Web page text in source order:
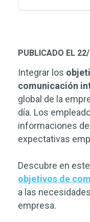
PUBLICADO EL
Integrar los
comunicación
global de la
día. Los
informaciones
expectativas
Descubre en
objetivos de
a las
empresa.